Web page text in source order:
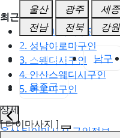
최근검색어
1. 일산마사지구인
2. 성남아로마구인
3. 스웨디시구인
4. 안산스웨디시구인
5. 아로마구인
울산 타이마사지 구인정보
울산
광주 세종
전남
전북 강원
울산 전체 남구
울주군
상세
[ 타이마사지 ]